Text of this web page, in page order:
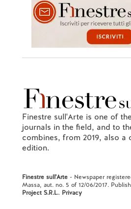
Finestre sull'Arte is one of
journals in the field, and to
combines, from 2019, also a
edition.
Finestre sull'Arte- Newspaper
Massa, aut. no. 5 of 12/06/2017.
Project S.R.L.. Privacy